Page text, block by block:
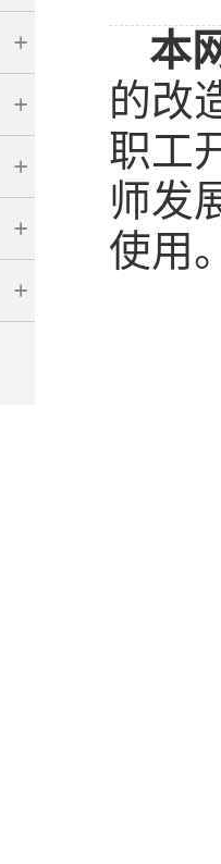
本
的改
职工
师发
使用